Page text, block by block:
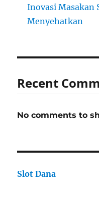
Inovasi Masakan
Menyehatkan
Recent
No comments to
Slot Dana